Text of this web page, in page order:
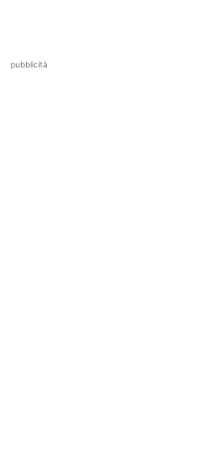
pubblicità